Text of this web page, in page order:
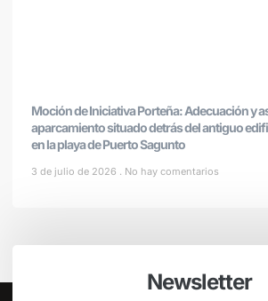
Moción de Iniciativa Porteña: Adecuación y
aparcamiento situado detrás del antiguo
en la playa de Puerto Sagunto
3 de julio de 2026 No hay comentarios
Newsletter